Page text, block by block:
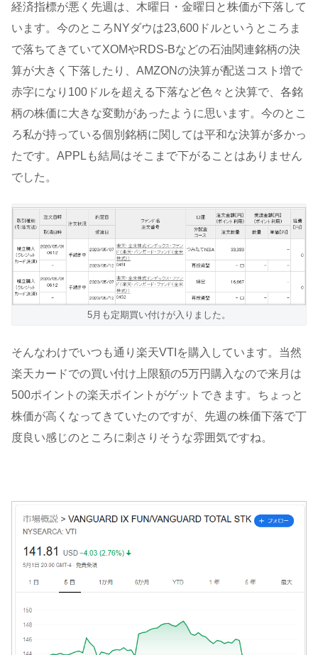
経済指標が悪く先週は、木曜日・金曜日と株価が下落して
います。今のところNYダウは23,600ドルというところま
で落ちてきていてXOMやRDS-Bなどの石油関連銘柄の決
算が大きく下落したり、AMZONの決算が配送コスト増で
赤字になり100ドルを超える下落など色々と決算で、各銘
柄の株価に大きな変動があったように思います。今のとこ
ろ私が持っている個別銘柄に関しては平和な決算が多かっ
たです。APPLも結局はそこまで下がることはありません
でした。
5月も定期買い付けが入りました。
そんなわけでいつも通り楽天VTIを購入しています。当然
楽天カードでの買い付け上限額の5万円購入なので来月は
500ポイントの楽天ポイントがゲットできます。ちょっと
株価が高くなってきていたのですが、先週の株価下落で丁
度良い感じのところに刺さりそうな雰囲気ですね。